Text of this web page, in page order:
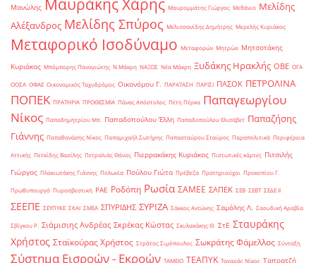
Μανώλης Μαυράκης Χάρης Μαυρομμάτης Γιώργος Μεθάνιο Μελίδης
Αλέξανδρος Μελίδης Σπύρος Μελισσανίδης Δημήτρης Μερελής Κυριάκος
Μεταφορικό Ισοδύναμο Μεταφορών Μητρώο Μητσοτάκης
Κυριάκος Μπόμπορης Παναγιώτης Ν.Μάκρη ΝΑΞΟΣ Νέα Μάκρη Ξυδάκης Ηρακλής ΟΒΕ ΟΓΑ
ΟΟΣΑ ΟΦΑΕ Οικονομικός Ταχυδρόμος Οικονόμου Γ. ΠΑΡΑΤΑΣΗ ΠΑΡΙΣΙ ΠΑΣΟΚ ΠΕΤΡΟΛΙΝΑ
ΠΟΠΕΚ ΠΡΑΤΗΡΙΑ ΠΡΟΘΕΣΜΙΑ Πάνας Απόστολος Πέτη Πέρκα Παπαγεωργίου
Νίκος Παπαδημητρίου Μπ. Παπαδοπούλου Έλλη Παπαδοπούλου Ελισάβετ Παπαζήσης
Γιάννης Παπαθανάσης Νίκος Παπαμιχαήλ Σωτήρης Παπασταύρου Σταύρος Παραπολιτικά Περιφέρεια
Αττικής Πετκίδης Βασίλης Πετραλιάς Θάνος Πιερρακάκης Κυριάκος Πιστωτικές κάρτες Πιτσιλής
Γιώργος Πλακιωτάκης Γιάννης Πολωνία Πούλου Γιώτα Πρέβεζα Πρατηριούχοι Προκοπίου Γ.
Πρωθυπουργό Πυροσβεστική ΡΑΕ Ροδόπη Ρωσία ΣΑΜΕΕ ΣΑΠΕΚ ΣΕΒ ΣΕΒΤ ΣΕΔΕ ΙΙ
ΣΕΕΠΕ ΣΕΥΠΥΚΕ ΣΚΑΙ ΣΜΕΑ ΣΠΥΡΙΔΗΣ ΣΥΡΙΖΑ Σάκκος Αντώνης Σαμόλης Λ. Σαουδική Αραβία
Σβίγκου Ρ. Σιάμισιης Ανδρέας Σκρέκας Κώστας Σκυλακάκης Θ. ΣτΕ Σταυράκης
Χρήστος Σταϊκούρας Χρήστος Στράτος Σιμόπουλος Σωκράτης Φάμελλος Σύνταξη
Σύστημα Εισροών - Εκροών ΤΑΜΕΙΟ ΤΕΑΠΥΚ Ταγαράς Νίκος Ταπρατζή